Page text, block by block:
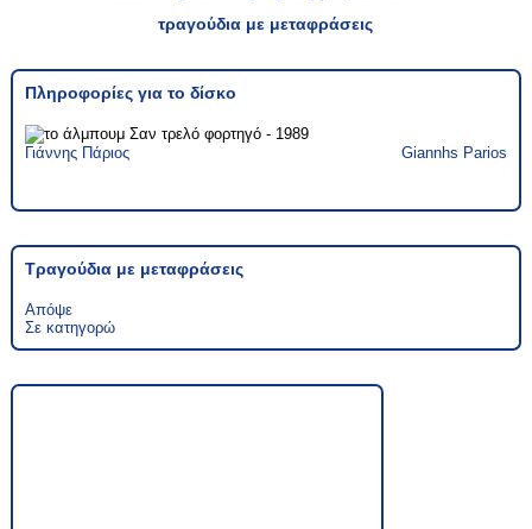
τραγούδια με μεταφράσεις
Πληροφορίες για το δίσκο
Γιάννης Πάριος Giannhs Parios
Τραγούδια με μεταφράσεις
Απόψε
Σε κατηγορώ